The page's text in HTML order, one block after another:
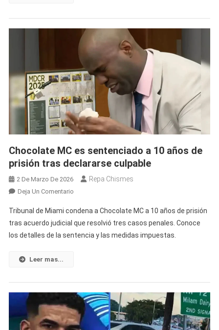
Acusaciones
De
Abuso
Contra
Su
Hija
Adolescente
Durante
Meses
Chocolate MC es sentenciado a 10 años de
prisión tras declararse culpable
2 De Marzo De 2026 Repa Chismes
Deja Un ComentarioEn
MC
Es
Sentenciado
De
Prisión
Tras
Declararse
Culpable
Tribunal de Miami condena a Chocolate MC a 10 años de prisión
tras acuerdo judicial que resolvió tres casos penales. Conoce
los detalles de la sentencia y las medidas impuestas.
Leer mas...